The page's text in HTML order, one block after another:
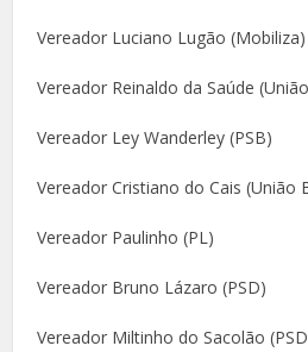
Vereador Luciano Lugão (Mobiliza)
Vereador Reinaldo da Saúde
Vereador Ley Wanderley (PSB)
Vereador Cristiano do Cais (União
Vereador Paulinho (PL)
Vereador Bruno Lázaro (PSD)
Vereador Miltinho do Sacolão